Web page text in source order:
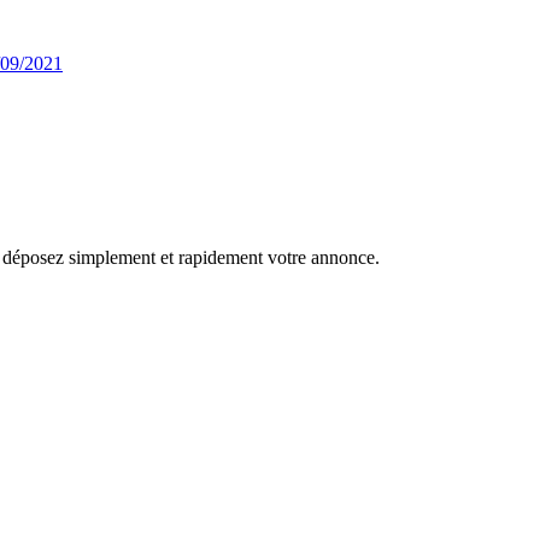
2021
simplement et rapidement votre annonce.